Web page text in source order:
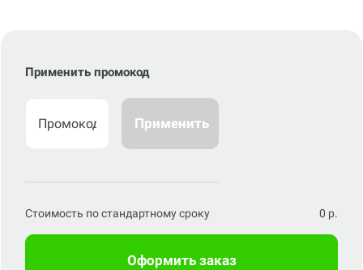
Применить промокод
Применить
Стоимость по стандартному сроку 0 р.
Оформить заказ